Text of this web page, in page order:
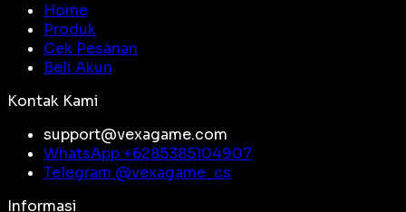
Home
Produk
Cek Pesanan
Beli Akun
Kontak Kami
support@vexagame.com
WhatsApp +6285385104907
Telegram @vexagame_cs
Informasi